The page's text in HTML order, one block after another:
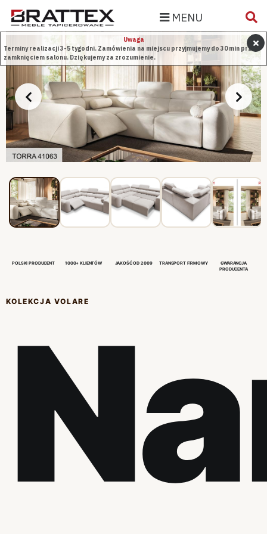
MENU
Uwaga
Terminy realizacji 3-5 tygodni. Zamówienia na miejscu przyjmujemy do 30 min przed
zamknięciem salonu. Dziękujemy za zrozumienie.
POLSKI PRODUCENT 1000+ KLIENTÓW JAKOŚĆ OD 2009 TRANSPORT FIRMOWY
GWARANCJA
PRODUCENTA
KOLEKCJA VOLARE